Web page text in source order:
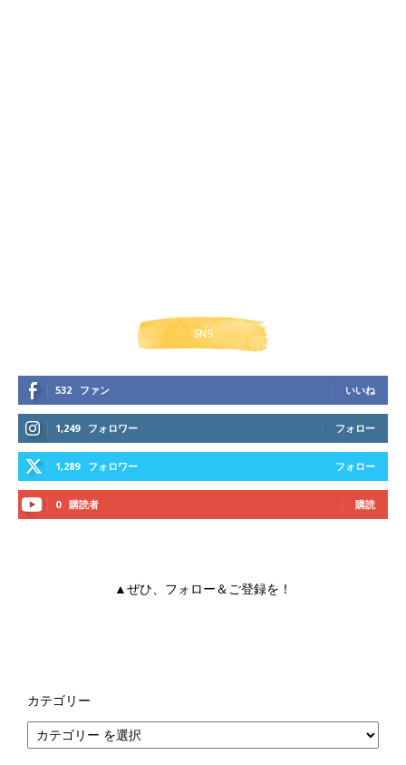
SNS
532 ファン いいね
1,249 フォロワー フォロー
1,289 フォロワー フォロー
0 購読者 購読
▲ぜひ、フォロー＆ご登録を！
カテゴリー